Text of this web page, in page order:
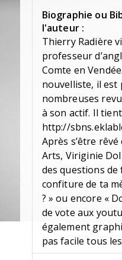
Biographie ou
l'auteur :
Thierry Radière
professeur
Comte en
nouvelliste, il est
nombreuses
à son actif. Il
http://
Après s’être
Arts, Viriginie
des questions de
confiture de ta
? » ou encore «
de vote aux
également
pas facile tous